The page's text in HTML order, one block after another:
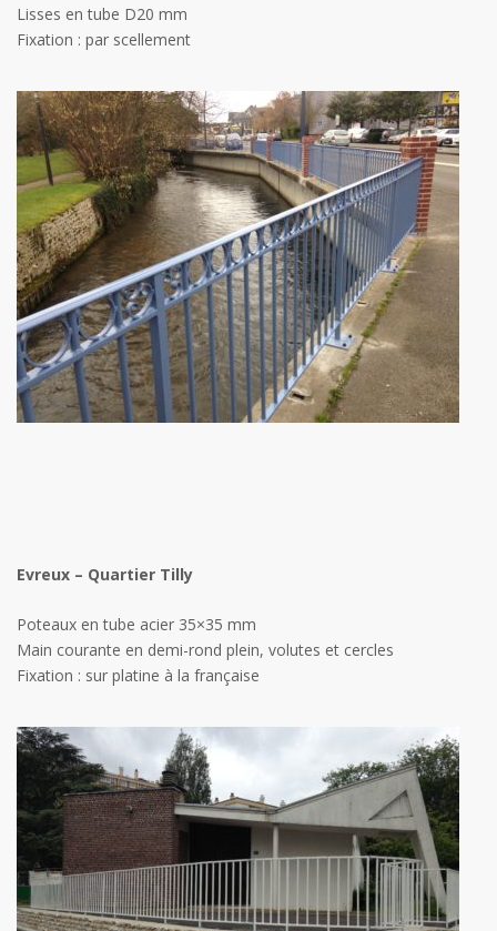
Lisses en tube D20 mm
Fixation : par scellement
Evreux – Quartier Tilly
Poteaux en tube acier 35×35 mm
Main courante en demi-rond plein, volutes et cercles
Fixation : sur platine à la française